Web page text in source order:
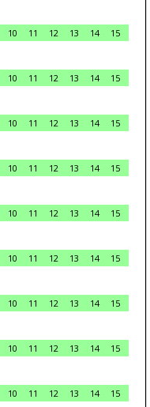
10 11 12 13 14
15
10 11 12 13 14
15
10 11 12 13 14
15
10 11 12 13 14
15
10 11 12 13 14
15
10 11 12 13 14
15
10 11 12 13 14
15
10 11 12 13 14
15
10 11 12 13 14
15